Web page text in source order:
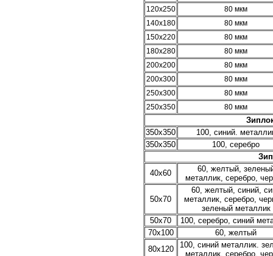
120х250
80 мкм
140х180
80 мкм
150х220
80 мкм
180х280
80 мкм
200х200
80 мкм
200х300
80 мкм
250х300
80 мкм
250х350
80 мкм
350х350
100, синий.
350х350
100, серебро
40х60
60, желтый,
металлик, серебро,
50х70
60, желтый, синий,
металлик, серебро,
зеленый металлик
50х70
100, серебро, синий
70х100
60, желтый
80х120
100, синий металлик.
металлик, серебро,